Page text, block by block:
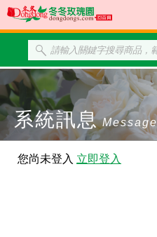
系統訊息 Message
您尚未登入 立即登入